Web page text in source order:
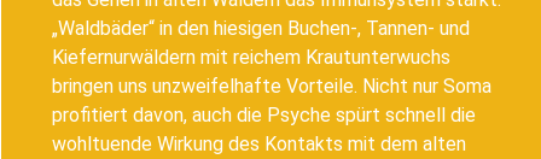
„Waldbäder“ in den hiesigen Buchen-, Tannen- und
Kiefernurwäldern mit reichem Krautunterwuchs
bringen uns unzweifelhafte Vorteile. Nicht nur Soma
profitiert davon, auch die Psyche spürt schnell die
wohltuende Wirkung des Kontakts mit dem alten